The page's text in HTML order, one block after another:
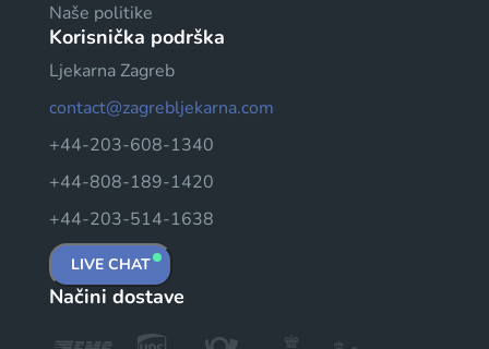
Naše politike
Korisnička podrška
Ljekarna Zagreb
contact@zagrebljekarna.com
+44-203-608-1340
+44-808-189-1420
+44-203-514-1638
LIVE CHAT
Načini dostave